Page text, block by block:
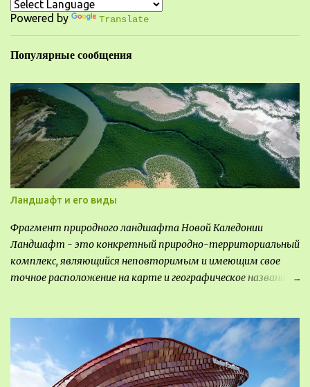
и
и
Powered by Translate
Популярные сообщения
Ландшафт и его виды
Фрагмент природного ландшафта Новой Каледонии
Ландшафт - это конкретный природно-территориальный
комплекс, являющийся неповторимым и имеющим свое
точное расположение на карте и географическое название.
видом деятельность происходящей на них. Одни
используют в качестве выращивания агрокультур. Другие
для строительства населенных пунктов и т.д.